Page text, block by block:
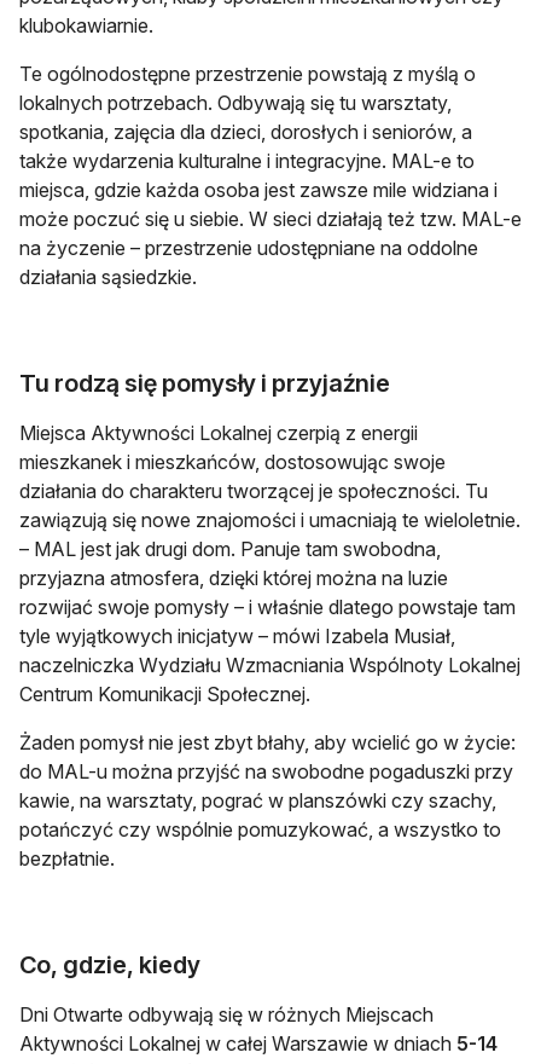
klubokawiarnie.
Te ogólnodostępne przestrzenie powstają z myślą o
lokalnych potrzebach. Odbywają się tu warsztaty,
spotkania, zajęcia dla dzieci, dorosłych i seniorów, a
także wydarzenia kulturalne i integracyjne. MAL-e to
miejsca, gdzie każda osoba jest zawsze mile widziana i
może poczuć się u siebie. W sieci działają też tzw. MAL-e
na życzenie – przestrzenie udostępniane na oddolne
działania sąsiedzkie.
Tu rodzą się pomysły i przyjaźnie
Miejsca Aktywności Lokalnej czerpią z energii
mieszkanek i mieszkańców, dostosowując swoje
działania do charakteru tworzącej je społeczności. Tu
zawiązują się nowe znajomości i umacniają te wieloletnie.
– MAL jest jak drugi dom. Panuje tam swobodna,
przyjazna atmosfera, dzięki której można na luzie
rozwijać swoje pomysły – i właśnie dlatego powstaje tam
tyle wyjątkowych inicjatyw – mówi Izabela Musiał,
naczelniczka Wydziału Wzmacniania Wspólnoty Lokalnej
Centrum Komunikacji Społecznej.
Żaden pomysł nie jest zbyt błahy, aby wcielić go w życie:
do MAL-u można przyjść na swobodne pogaduszki przy
kawie, na warsztaty, pograć w planszówki czy szachy,
potańczyć czy wspólnie pomuzykować, a wszystko to
bezpłatnie.
Co, gdzie, kiedy
Dni Otwarte odbywają się w różnych Miejscach
Aktywności Lokalnej w całej Warszawie w dniach 5-14